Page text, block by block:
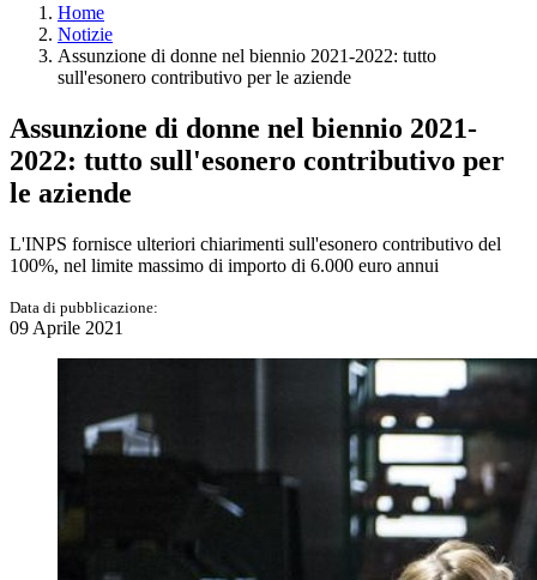
Home
Notizie
Assunzione di donne nel biennio 2021-2022: tutto
sull'esonero contributivo per le aziende
Assunzione di donne nel biennio 2021-
2022: tutto sull'esonero contributivo per
le aziende
L'INPS fornisce ulteriori chiarimenti sull'esonero contributivo del
100%, nel limite massimo di importo di 6.000 euro annui
Data di pubblicazione:
09 Aprile 2021